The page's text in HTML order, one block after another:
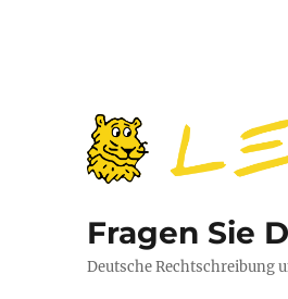
Fragen Sie
Deutsche Rechtschreibung